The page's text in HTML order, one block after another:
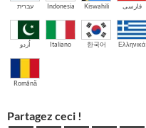
עברית Indonesia Kiswahili فارسی
اُردو Italiano 한국어 Ελληνικά
Română
Partagez ceci !